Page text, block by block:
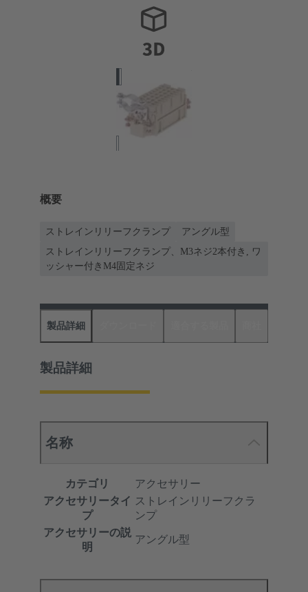
概要
ストレインリリーフクランプ
アングル型
ストレインリリーフクランプ、M3ネジ2本付き, ワ
ッシャー付きM4固定ネジ
製品詳細
製品詳細
名称
カテゴリ
アクセサリー
アクセサリータイ
プ
ストレインリリーフクラ
ンプ
アクセサリーの説
明
アングル型